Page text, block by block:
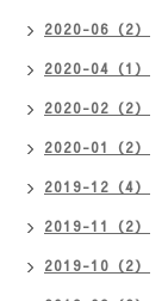
2020-06（2）
2020-04（1）
2020-02（2）
2020-01（2）
2019-12（4）
2019-11（2）
2019-10（2）